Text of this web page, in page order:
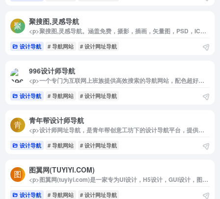
聚搜图,灵感导航
<p>聚搜图,灵感导航。涵盖免费，摄影，插画，矢量图，PSD，ICON，LOGO，UI，平面，动画，GIF，字体，室内，艺术，广告，建筑，景观，服装,3D等多个分类。</p>
设计导航 # 导航网站 # 设计网址导航
996设计师导航
<p>一个专门为互联网上班族提供高效搜索的导航网站，配色超好、保护视力，白天黑夜都不刺眼。收录了设计师导航、程序员导航、产品经理导航、新媒体运营导航……</p>
设计导航 # 导航网站 # 设计网址导航
青年帮设计师导航
<p>设计师网址导航，是青年帮创意工坊下的设计导航平台，提供优秀的网站推荐，酷站推荐，淘宝代码生成工具已经设计创意思路等，是由写代码的平面师制作，青年帮设计师导航为设计师提供灵感创意而生，qingnian8最好用的设计师导航！</p>
设计导航 # 导航网站 # 设计网址导航
图翼网(TUYIYI.COM)
<p>图翼网(tuyiyi.com)是一家专为UI设计，H5设计，GUI设计，图标UI设计等从事设计行业的UI设计师打造的UI设计交流，UI设计教程，UI设计规范，H5设计交流，HTML5设计教程，HTML5设计作品展示平台。我们希望借助互联网的力量打造国内最专业的UI设计平台，为UI设计师做最好的服务，提高UI设计行业价值！</p>
设计导航 # 导航网站 # 设计网址导航